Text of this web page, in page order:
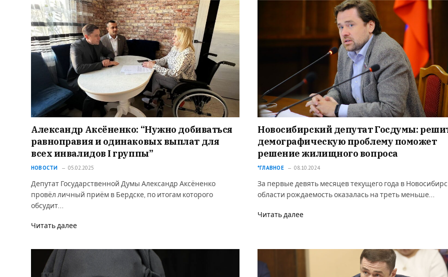
Александр Аксёненко: “Нужно добиваться
равноправия и одинаковых выплат для
всех инвалидов I группы”
НОВОСТИ 05.02.2025
Депутат Государственной Думы Александр Аксёненко
провёл личный приём в Бердске, по итогам которого
обсудит…
Читать далее
Новосибирский депутат Госдумы:
демографическую проблему поможет
решение жилищного вопроса
*ГЛАВНОЕ 08.10.2024
За первые девять месяцев текущего года в
области рождаемость оказалась на треть меньше…
Читать далее